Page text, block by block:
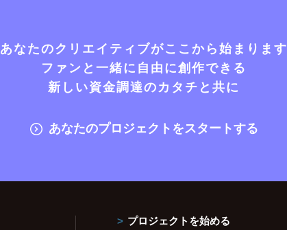
あなたのクリエイティブがここから始まります
ファンと一緒に自由に創作できる
新しい資金調達のカタチと共に
あなたのプロジェクトをスタートする
プロジェクトを始める